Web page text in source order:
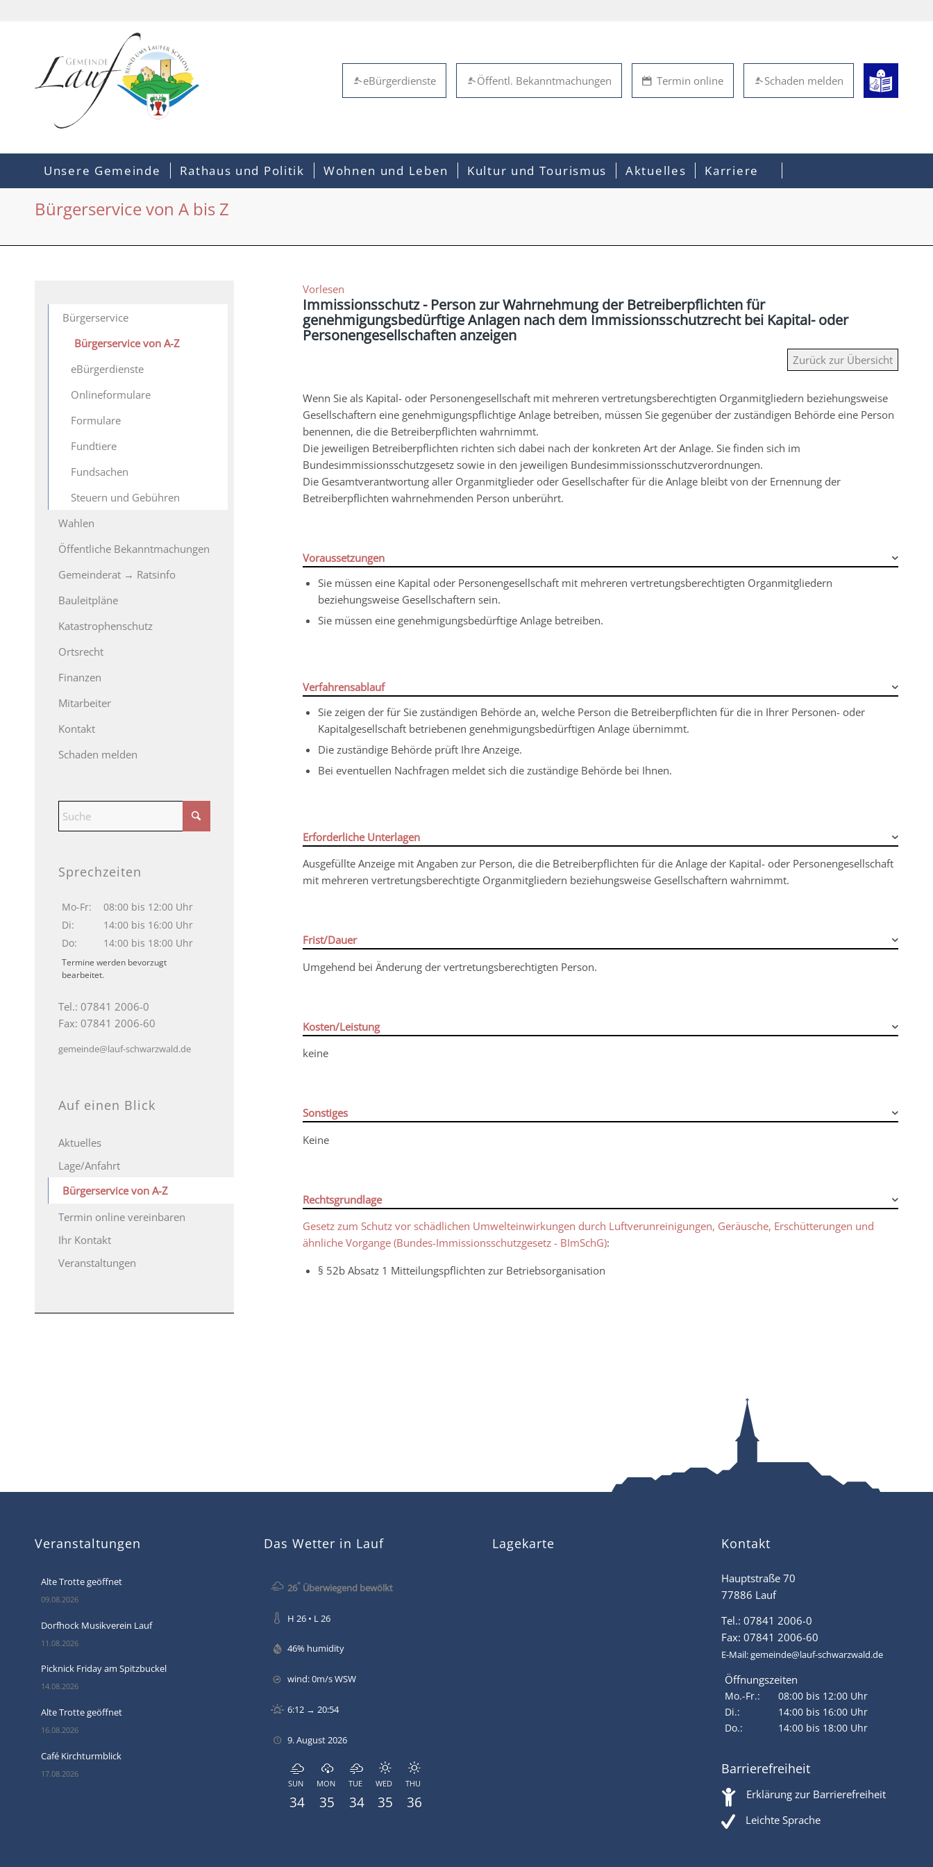
Schaden melden
Termin online
Öffentl. Bekanntmachungen
eBürgerdienste
Unsere Gemeinde Rathaus und Politik Wohnen und Leben Kultur und Tourismus Aktuelles Karriere
Bürgerservice von A bis Z
Vorlesen
Immissionsschutz - Person zur Wahrnehmung der Betreiberpflichten für
genehmigungsbedürftige Anlagen nach dem Immissionsschutzrecht bei Kapital- oder
Personengesellschaften anzeigen
Zurück zur Übersicht
Wenn Sie als Kapital- oder Personengesellschaft mit mehreren vertretungsberechtigten Organmitgliedern beziehungsweise
Gesellschaftern eine genehmigungspflichtige Anlage betreiben, müssen Sie gegenüber der zuständigen Behörde eine Person
benennen, die die Betreiberpflichten wahrnimmt.
Die jeweiligen Betreiberpflichten richten sich dabei nach der konkreten Art der Anlage. Sie finden sich im
Bundesimmissionsschutzgesetz sowie in den jeweiligen Bundesimmissionsschutzverordnungen.
Die Gesamtverantwortung aller Organmitglieder oder Gesellschafter für die Anlage bleibt von der Ernennung der
Betreiberpflichten wahrnehmenden Person unberührt.
Voraussetzungen
Sie müssen eine Kapital oder Personengesellschaft mit mehreren vertretungsberechtigten Organmitgliedern
beziehungsweise Gesellschaftern sein.
Sie müssen eine genehmigungsbedürftige Anlage betreiben.
Verfahrensablauf
Sie zeigen der für Sie zuständigen Behörde an, welche Person die Betreiberpflichten für die in Ihrer Personen- oder
Kapitalgesellschaft betriebenen genehmigungsbedürftigen Anlage übernimmt.
Die zuständige Behörde prüft Ihre Anzeige.
Bei eventuellen Nachfragen meldet sich die zuständige Behörde bei Ihnen.
Erforderliche Unterlagen
Ausgefüllte Anzeige mit Angaben zur Person, die die Betreiberpflichten für die Anlage der Kapital- oder Personengesellschaft
mit mehreren vertretungsberechtigte Organmitgliedern beziehungsweise Gesellschaftern wahrnimmt.
Frist/Dauer
Umgehend bei Änderung der vertretungsberechtigten Person.
Kosten/Leistung
keine
Sonstiges
Keine
Rechtsgrundlage
Gesetz zum Schutz vor schädlichen Umwelteinwirkungen durch Luftverunreinigungen, Geräusche, Erschütterungen und
ähnliche Vorgange (Bundes-Immissionsschutzgesetz - BImSchG):
§ 52b Absatz 1 Mitteilungspflichten zur Betriebsorganisation
Bürgerservice
Bürgerservice von A-Z
eBürgerdienste
Onlineformulare
Formulare
Fundtiere
Fundsachen
Steuern und Gebühren
Wahlen
Öffentliche Bekanntmachungen
Gemeinderat → Ratsinfo
Bauleitpläne
Katastrophenschutz
Ortsrecht
Finanzen
Mitarbeiter
Kontakt
Schaden melden
Sprechzeiten
Mo-Fr:
08:00 bis 12:00 Uhr
Di:
14:00 bis 16:00 Uhr
Do:
14:00 bis 18:00 Uhr
Termine werden bevorzugt
bearbeitet.
Tel.: 07841 2006-0
Fax: 07841 2006-60
gemeinde@lauf-schwarzwald.de
Auf einen Blick
Aktuelles
Lage/Anfahrt
Bürgerservice von A-Z
Termin online vereinbaren
Ihr Kontakt
Veranstaltungen
Veranstaltungen
Alte Trotte geöffnet
09.08.2026
Dorfhock Musikverein Lauf
11.08.2026
Picknick Friday am Spitzbuckel
14.08.2026
Alte Trotte geöffnet
16.08.2026
Café Kirchturmblick
17.08.2026
Das Wetter in Lauf
26° Überwiegend bewölkt
H 26 • L 26
46% humidity
wind: 0m/s WSW
6:12 → 20:54
9. August 2026
SUN
34
MON
35
TUE
34
WED
35
THU
36
Lagekarte Kontakt
Hauptstraße 70
77886 Lauf
Tel.: 07841 2006-0
Fax: 07841 2006-60
E-Mail:gemeinde@lauf-schwarzwald.de
Öffnungszeiten
Mo.-Fr.:
08:00 bis 12:00 Uhr
Di.:
14:00 bis 16:00 Uhr
Do.:
14:00 bis 18:00 Uhr
Barrierefreiheit
Erklärung zur Barrierefreiheit
Leichte Sprache